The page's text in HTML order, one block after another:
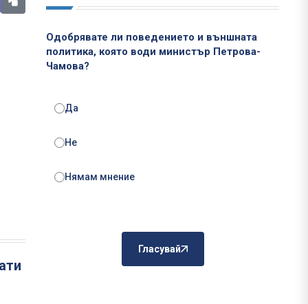
Одобрявате ли поведението и външната
политика, която води министър Петрова-
Чамова?
Да
Не
Нямам мнение
Гласувай